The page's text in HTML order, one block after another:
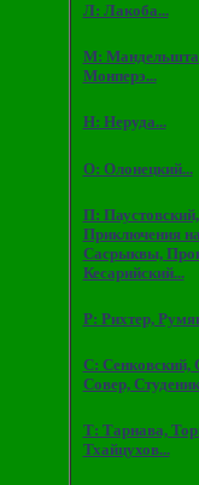
Л: Лакоба...
М:
Монперэ...
Н: Неруда...
О: Олонецкий...
П: Паустовский,
Приключения
Сасрыквы,
Кесарийский...
Р: Рихтер,
С: Сенковский,
Совер,
Т: Тарнава,
Тхайцухов...